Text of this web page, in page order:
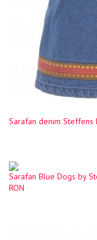
Sarafan denim Steffens
Sarafan Blue Dogs by
RON